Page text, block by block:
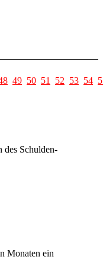
49 50 51 52 53 54
des Schulden-
Monaten ein